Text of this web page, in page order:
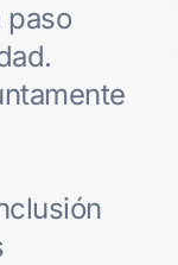
paso